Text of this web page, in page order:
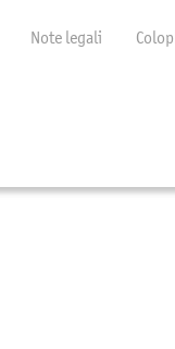
Note legali